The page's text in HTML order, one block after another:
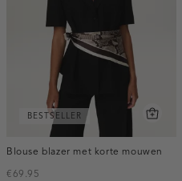
BESTSELLER
Blouse blazer met korte mouwen
€69.95